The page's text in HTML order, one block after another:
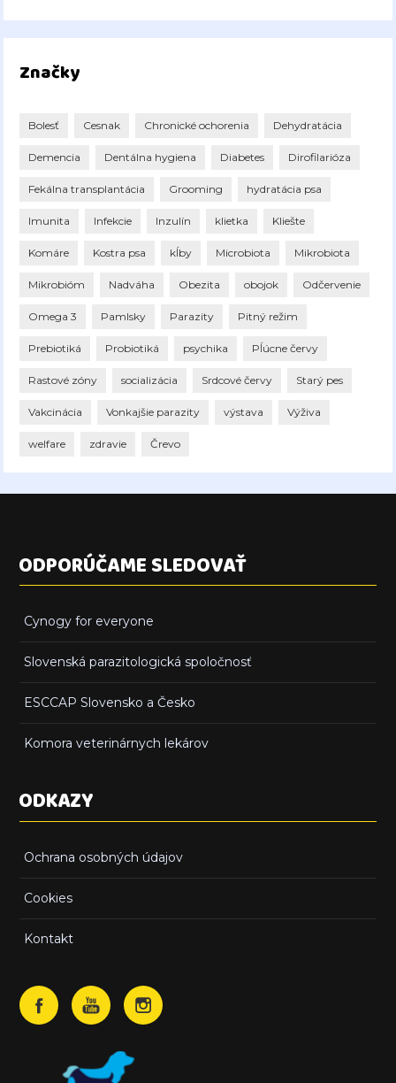
Značky
Bolesť Cesnak Chronické ochorenia Dehydratácia
Demencia Dentálna hygiena Diabetes Dirofilarióza
Fekálna transplantácia Grooming hydratácia psa
Imunita Infekcie Inzulín klietka Kliešte
Komáre Kostra psa kĺby Microbiota Mikrobiota
Mikrobióm Nadváha Obezita obojok Odčervenie
Omega 3 Pamlsky Parazity Pitný režim
Prebiotiká Probiotiká psychika Pĺúcne červy
Rastové zóny socializácia Srdcové červy Starý pes
Vakcinácia Vonkajšie parazity výstava Výživa
welfare zdravie Črevo
ODPORÚČAME SLEDOVAŤ
Cynogy for everyone
Slovenská parazitologická spoločnosť
ESCCAP Slovensko a Česko
Komora veterinárnych lekárov
ODKAZY
Ochrana osobných údajov
Cookies
Kontakt